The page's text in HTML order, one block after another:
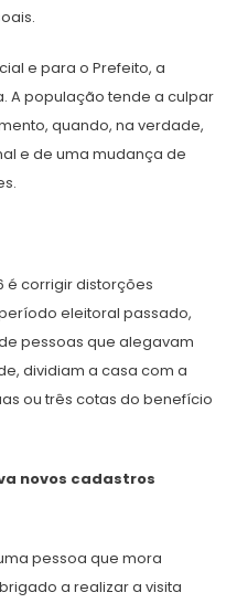
e para o Prefeito, a
A população tende a culpar
quando, na verdade,
e de uma mudança de
é corrigir distorções
eleitoral passado,
pessoas que alegavam
dividiam a casa com a
ou três cotas do benefício
novos cadastros
pessoa que mora
a realizar a visita